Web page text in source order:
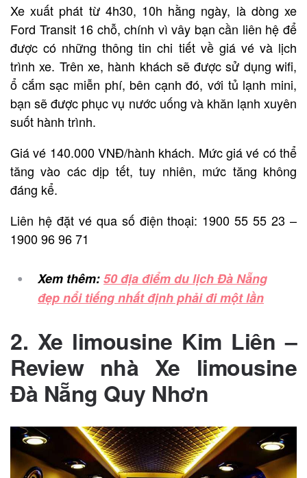
Xe xuất phát từ 4h30, 10h hằng ngày, là dòng xe
Ford Transit 16 chỗ, chính vì vây bạn cần liên hệ để
được có những thông tin chi tiết về giá vé và lịch
trình xe. Trên xe, hành khách sẽ được sử dụng wifi,
ổ cắm sạc miễn phí, bên cạnh đó, với tủ lạnh mini,
bạn sẽ được phục vụ nước uống và khăn lạnh xuyên
suốt hành trình.
Giá vé 140.000 VNĐ/hành khách. Mức giá vé có thể
tăng vào các dịp tết, tuy nhiên, mức tăng không
đáng kể.
Liên hệ đặt vé qua số điện thoại: 1900 55 55 23 –
1900 96 96 71
Xem thêm:50 địa điểm du lịch Đà Nẵng
đẹp nổi tiếng nhất định phải đi một lần
2. Xe limousine Kim Liên –
Review nhà Xe limousine
Đà Nẵng Quy Nhơn